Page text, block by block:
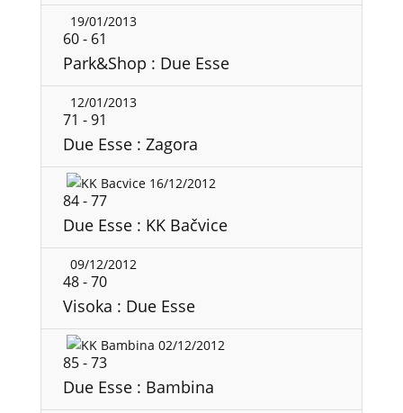
19/01/2013
60- 61
Park&Shop : Due Esse
12/01/2013
71 -91
Due Esse : Zagora
16/12/2012
84-77
Due Esse : KK Bačvice
09/12/2012
48-70
Visoka : Due Esse
02/12/2012
85-73
Due Esse : Bambina